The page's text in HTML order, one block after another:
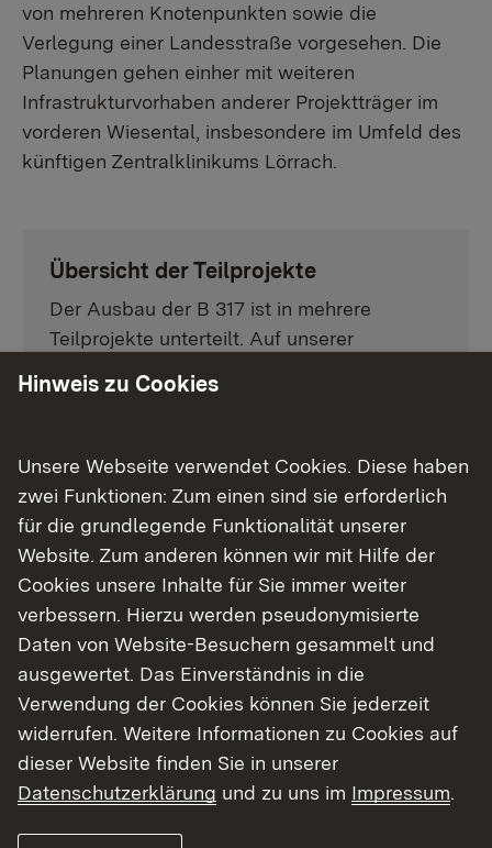
von mehreren Knotenpunkten sowie die
Verlegung einer Landesstraße vorgesehen. Die
Planungen gehen einher mit weiteren
Infrastrukturvorhaben anderer Projektträger im
vorderen Wiesental, insbesondere im Umfeld des
künftigen Zentralklinikums Lörrach.
Übersicht der Teilprojekte
Der Ausbau der B 317 ist in mehrere
Teilprojekte unterteilt. Auf unserer
Informationen zu diesen Teilprojekten.
relevanten Projekte:
B 317 / A 98 - Anschluss Lörrach-Mitte
B 317 / L 138 - Ertüchtigung Einmündung
Lörrach-Entenbad
B 317 / L 138 - Anschlussstelle Lörrach-
Zentralklinikum
L 138 - Verlegung zwischen Lörrach-
Hauingen und Steinen
Hinweis zu Cookies
Unsere Webseite verwendet Cookies. Diese haben
zwei Funktionen: Zum einen sind sie erforderlich
für die grundlegende Funktionalität unserer
Website. Zum anderen können wir mit Hilfe der
Cookies unsere Inhalte für Sie immer weiter
verbessern. Hierzu werden pseudonymisierte
Daten von Website-Besuchern gesammelt und
ausgewertet. Das Einverständnis in die
Verwendung der Cookies können Sie jederzeit
widerrufen. Weitere Informationen zu Cookies auf
dieser Website finden Sie in unserer
Datenschutzerklärung und zu uns im Impressum.